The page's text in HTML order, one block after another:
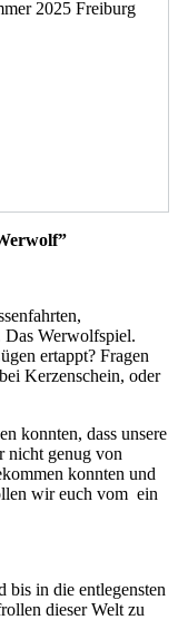
Werwolfspiel.
ertappt? Fragen
Kerzenschein, oder
konnten, dass unsere
nicht genug von
konnten und
wir euch vom ein
in die entlegensten
dieser Welt zu